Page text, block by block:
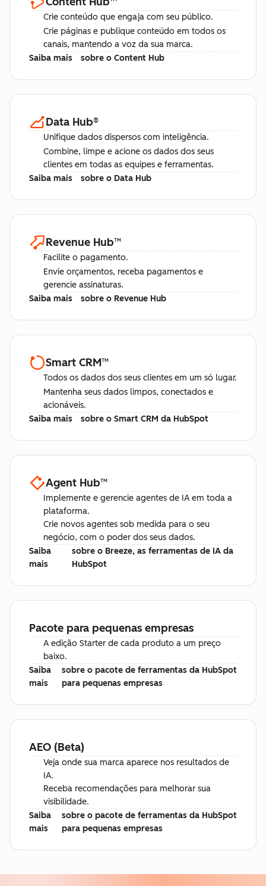
Crie conteúdo que engaja com seu público.
Crie páginas e publique conteúdo em todos os
canais, mantendo a voz da sua marca.
Saiba mais
sobre o Content Hub
Data Hub®
Unifique dados dispersos com inteligência.
Combine, limpe e acione os dados dos seus
clientes em todas as equipes e ferramentas.
Saiba mais
sobre o Data Hub
Revenue Hub™
Facilite o pagamento.
Envie orçamentos, receba pagamentos e
gerencie assinaturas.
Saiba mais
sobre o Revenue Hub
Smart CRM™
Todos os dados dos seus clientes em um só lugar.
Mantenha seus dados limpos, conectados e
acionáveis.
Saiba mais
sobre o Smart CRM da HubSpot
Agent Hub™
Implemente e gerencie agentes de IA em toda a
plataforma.
Crie novos agentes sob medida para o seu
negócio, com o poder dos seus dados.
Saiba
mais
sobre o Breeze, as ferramentas de IA da
HubSpot
Pacote para pequenas empresas
A edição Starter de cada produto a um preço
baixo.
Saiba
mais
sobre o pacote de ferramentas da HubSpot
para pequenas empresas
AEO (Beta)
Veja onde sua marca aparece nos resultados de
IA.
Receba recomendações para melhorar sua
visibilidade.
Saiba
mais
sobre o pacote de ferramentas da HubSpot
para pequenas empresas